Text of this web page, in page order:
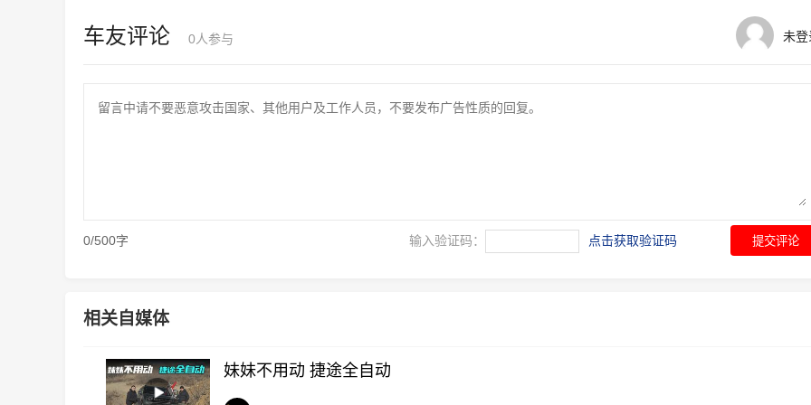
未登
车友评论 0 人参与
0/500字 输入验证码： 点击获取验证码 提交评论
相关自媒体
妹妹不用动 捷途全自动